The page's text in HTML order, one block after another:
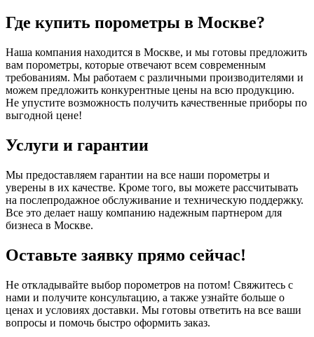
Где купить порометры в Москве?
Наша компания находится в Москве, и мы готовы предложить
вам порометры, которые отвечают всем современным
требованиям. Мы работаем с различными производителями и
можем предложить конкурентные цены на всю продукцию.
Не упустите возможность получить качественные приборы по
выгодной цене!
Услуги и гарантии
Мы предоставляем гарантии на все наши порометры и
уверены в их качестве. Кроме того, вы можете рассчитывать
на послепродажное обслуживание и техническую поддержку.
Все это делает нашу компанию надежным партнером для
бизнеса в Москве.
Оставьте заявку прямо сейчас!
Не откладывайте выбор порометров на потом! Свяжитесь с
нами и получите консультацию, а также узнайте больше о
ценах и условиях доставки. Мы готовы ответить на все ваши
вопросы и помочь быстро оформить заказ.